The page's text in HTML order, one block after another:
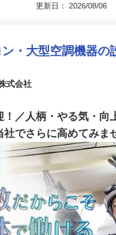
更新日： 2026/08/06
・大型空調機器の
式会社
！／人柄・やる気・
社でさらに高めてみま